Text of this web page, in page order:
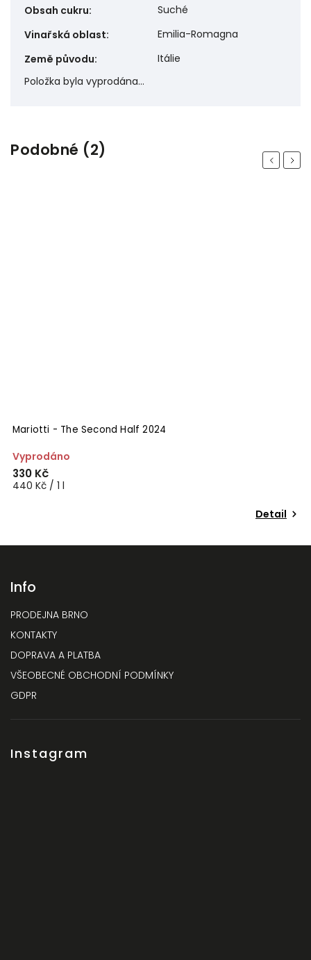
Obsah cukru:
Suché
Vinařská oblast:
Emilia-Romagna
Země původu:
Itálie
Položka byla vyprodána…
Podobné (2) Previous
Mariotti - The Second Half 2024
Vyprodáno
330 Kč
440 Kč / 1 l
Detail
Next
Info
PRODEJNA BRNO
KONTAKTY
DOPRAVA A PLATBA
VŠEOBECNÉ OBCHODNÍ PODMÍNKY
GDPR
Instagram